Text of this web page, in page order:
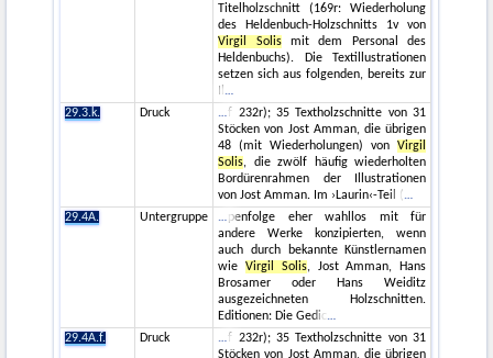
Titelholzschnitt (169r: Wiederholung
des Heldenbuch-Holzschnitts 1v von
Virgil Solismit dem Personal des
Heldenbuchs). Die Textillustrationen
setzen sich aus folgenden, bereits zur
Il
29.3.k.
Druck
f 232r); 35 Textholzschnitte von 31
Stöcken von Jost Amman, die übrigen
48 (mit Wiederholungen) vonVirgil
Solis, die zwölf häufig wiederholten
Bordürenrahmen der Illustrationen
von Jost Amman. Im ›Laurin‹-Teil (
29.4A.
Untergruppe
penfolge eher wahllos mit für
andere Werke konzipierten, wenn
auch durch bekannte Künstlernamen
wieVirgil Solis, Jost Amman, Hans
Brosamer oder Hans Weiditz
ausgezeichneten Holzschnitten.
Editionen: Die Gedic
29.4A.f.
Druck
f 232r); 35 Textholzschnitte von 31
Stöcken von Jost Amman, die übrigen